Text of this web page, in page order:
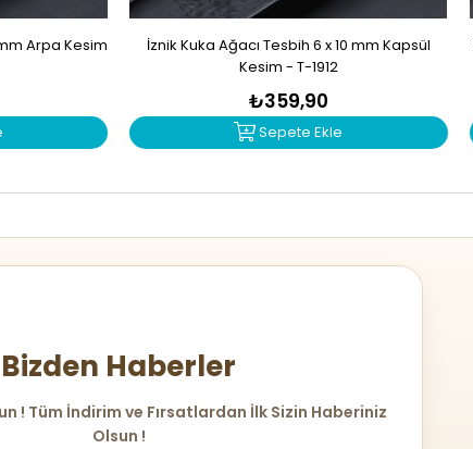
Arpa Kesim
İznik Kuka Ağacı Tesbih 6 x 10 mm Kapsül
Kesim - T-1912
₺359,90
Sepete Ekle
Bizden Haberler
! Tüm İndirim ve Fırsatlardan İlk Sizin Haberiniz
Olsun !